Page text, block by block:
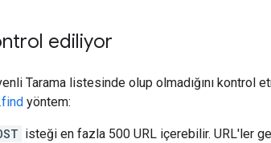
ediliyor
Tarama listesinde olup olmadığını kontrol
yöntem:
isteği en fazla 500 URL içerebilir. URL'ler